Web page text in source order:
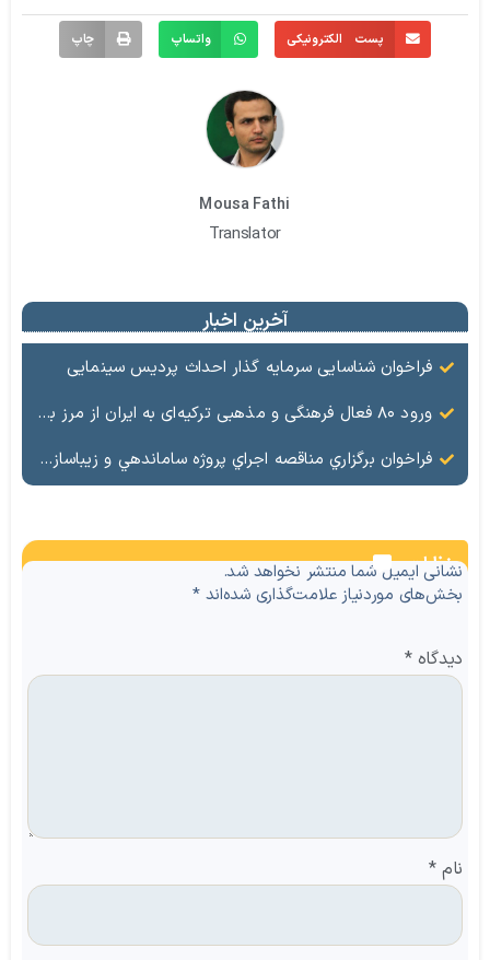
پست الکترونیکی واتساپ چاپ
Mousa Fathi
Translator
آخرین اخبار
فراخوان شناسایی سرمایه گذار احداث پردیس سینمایی
ورود ۸۰ فعال فرهنگی و مذهبی ترکیه‌ای به ایران از مرز بازرگان
فراخوان برگزاري مناقصه اجراي پروژه ساماندهي و زيباسازي بلوار پليس راه ماكو
نظرات
نشانی ایمیل شما منتشر نخواهد شد.
بخش‌های موردنیاز علامت‌گذاری شده‌اند*
دیدگاه*
نام *